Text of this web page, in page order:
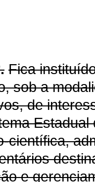
Fica
sob a
de
científica,
e